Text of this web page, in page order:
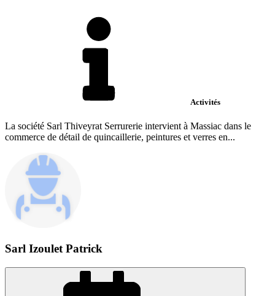
Activités
La société Sarl Thiveyrat Serrurerie intervient à Massiac dans le
commerce de détail de quincaillerie, peintures et verres en...
Sarl Izoulet Patrick